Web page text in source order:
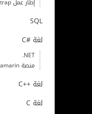
إطار عمل Bootstrap
SQL
لغة C#‎
‎.NET
منصة Xamarin
لغة C++‎
لغة C